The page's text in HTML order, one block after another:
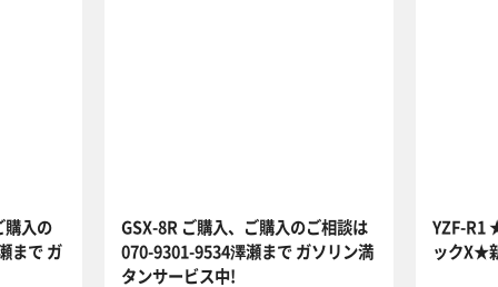
購入の
まで ガ
GSX-8R ご購入、ご購入のご相談は
070-9301-9534澤瀬まで ガソリン満
タンサービス中!
YZF-R1
ックX★